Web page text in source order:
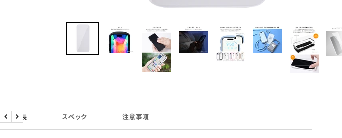
商品特長 スペック 注意事項
戻 次